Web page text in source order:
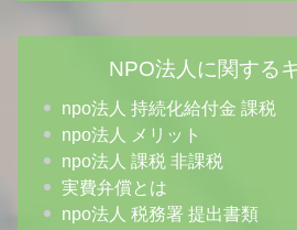
NPO法人に関する
npo法人 持続化給付金 課税
npo法人 メリット
npo法人 課税 非課税
実費弁償とは
npo法人 税務署 提出書類